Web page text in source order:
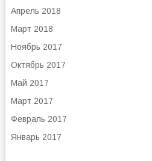
Апрель 2018
Март 2018
Ноябрь 2017
Октябрь 2017
Май 2017
Март 2017
Февраль 2017
Январь 2017